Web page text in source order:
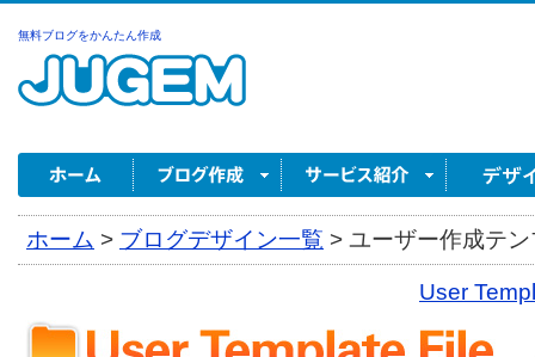
無料ブログをかんたん作成
ホーム > ブログデザイン一覧 > ユーザー作成テ
User